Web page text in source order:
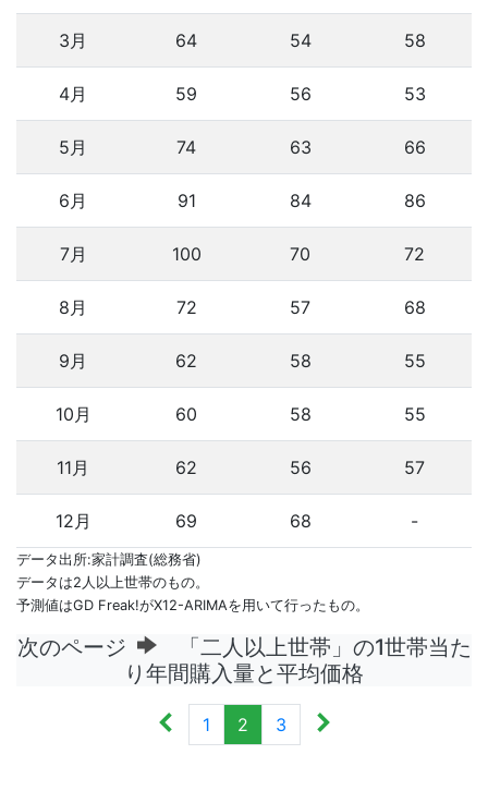
3月 64 54 58
4月 59 56 53
5月 74 63 66
6月 91 84 86
7月 100 70 72
8月 72 57 68
9月 62 58 55
10月 60 58 55
11月 62 56 57
12月 69 68 -
データ出所:家計調査(総務省)
データは2人以上世帯のもの。
予測値はGD Freak!がX12-ARIMAを用いて行ったもの。
次のページ
「二人以上世帯」の1世帯当た
り年間購入量と平均価格
1 2 3